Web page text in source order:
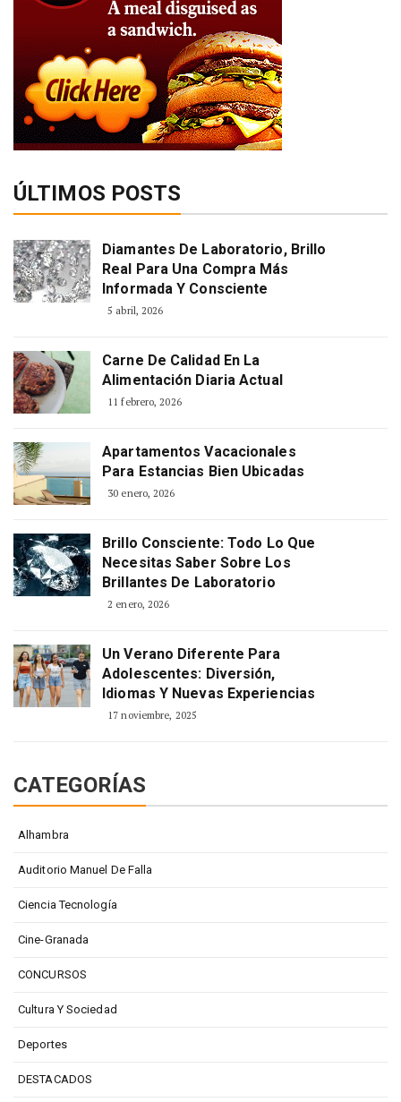
ÚLTIMOS POSTS
Diamantes De Laboratorio, Brillo
Real Para Una Compra Más
Informada Y Consciente
5 abril, 2026
Carne De Calidad En La
Alimentación Diaria Actual
11 febrero, 2026
Apartamentos Vacacionales
Para Estancias Bien Ubicadas
30 enero, 2026
Brillo Consciente: Todo Lo Que
Necesitas Saber Sobre Los
Brillantes De Laboratorio
2 enero, 2026
Un Verano Diferente Para
Adolescentes: Diversión,
Idiomas Y Nuevas Experiencias
17 noviembre, 2025
CATEGORÍAS
Alhambra
Auditorio Manuel De Falla
Ciencia Tecnología
Cine-Granada
CONCURSOS
Cultura Y Sociedad
Deportes
DESTACADOS